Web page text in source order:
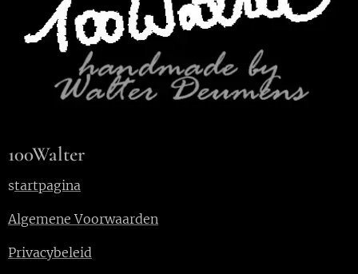
100Walter
startpagina
Algemene Voorwaarden
Privacybeleid